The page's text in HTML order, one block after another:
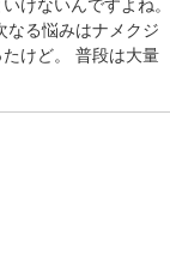
けないんですよね。
なる悩みはナメクジ
けど。 普段は大量